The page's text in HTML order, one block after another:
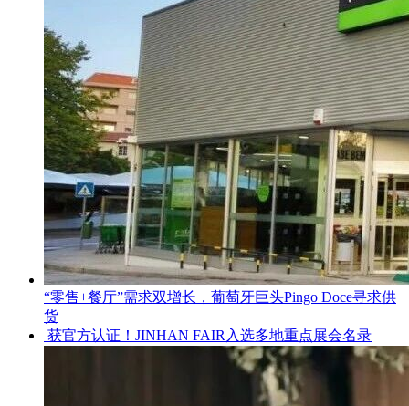
“零售+餐厅”需求双增长，葡萄牙巨头Pingo Doce寻求供
货
获官方认证！JINHAN FAIR入选多地重点展会名录